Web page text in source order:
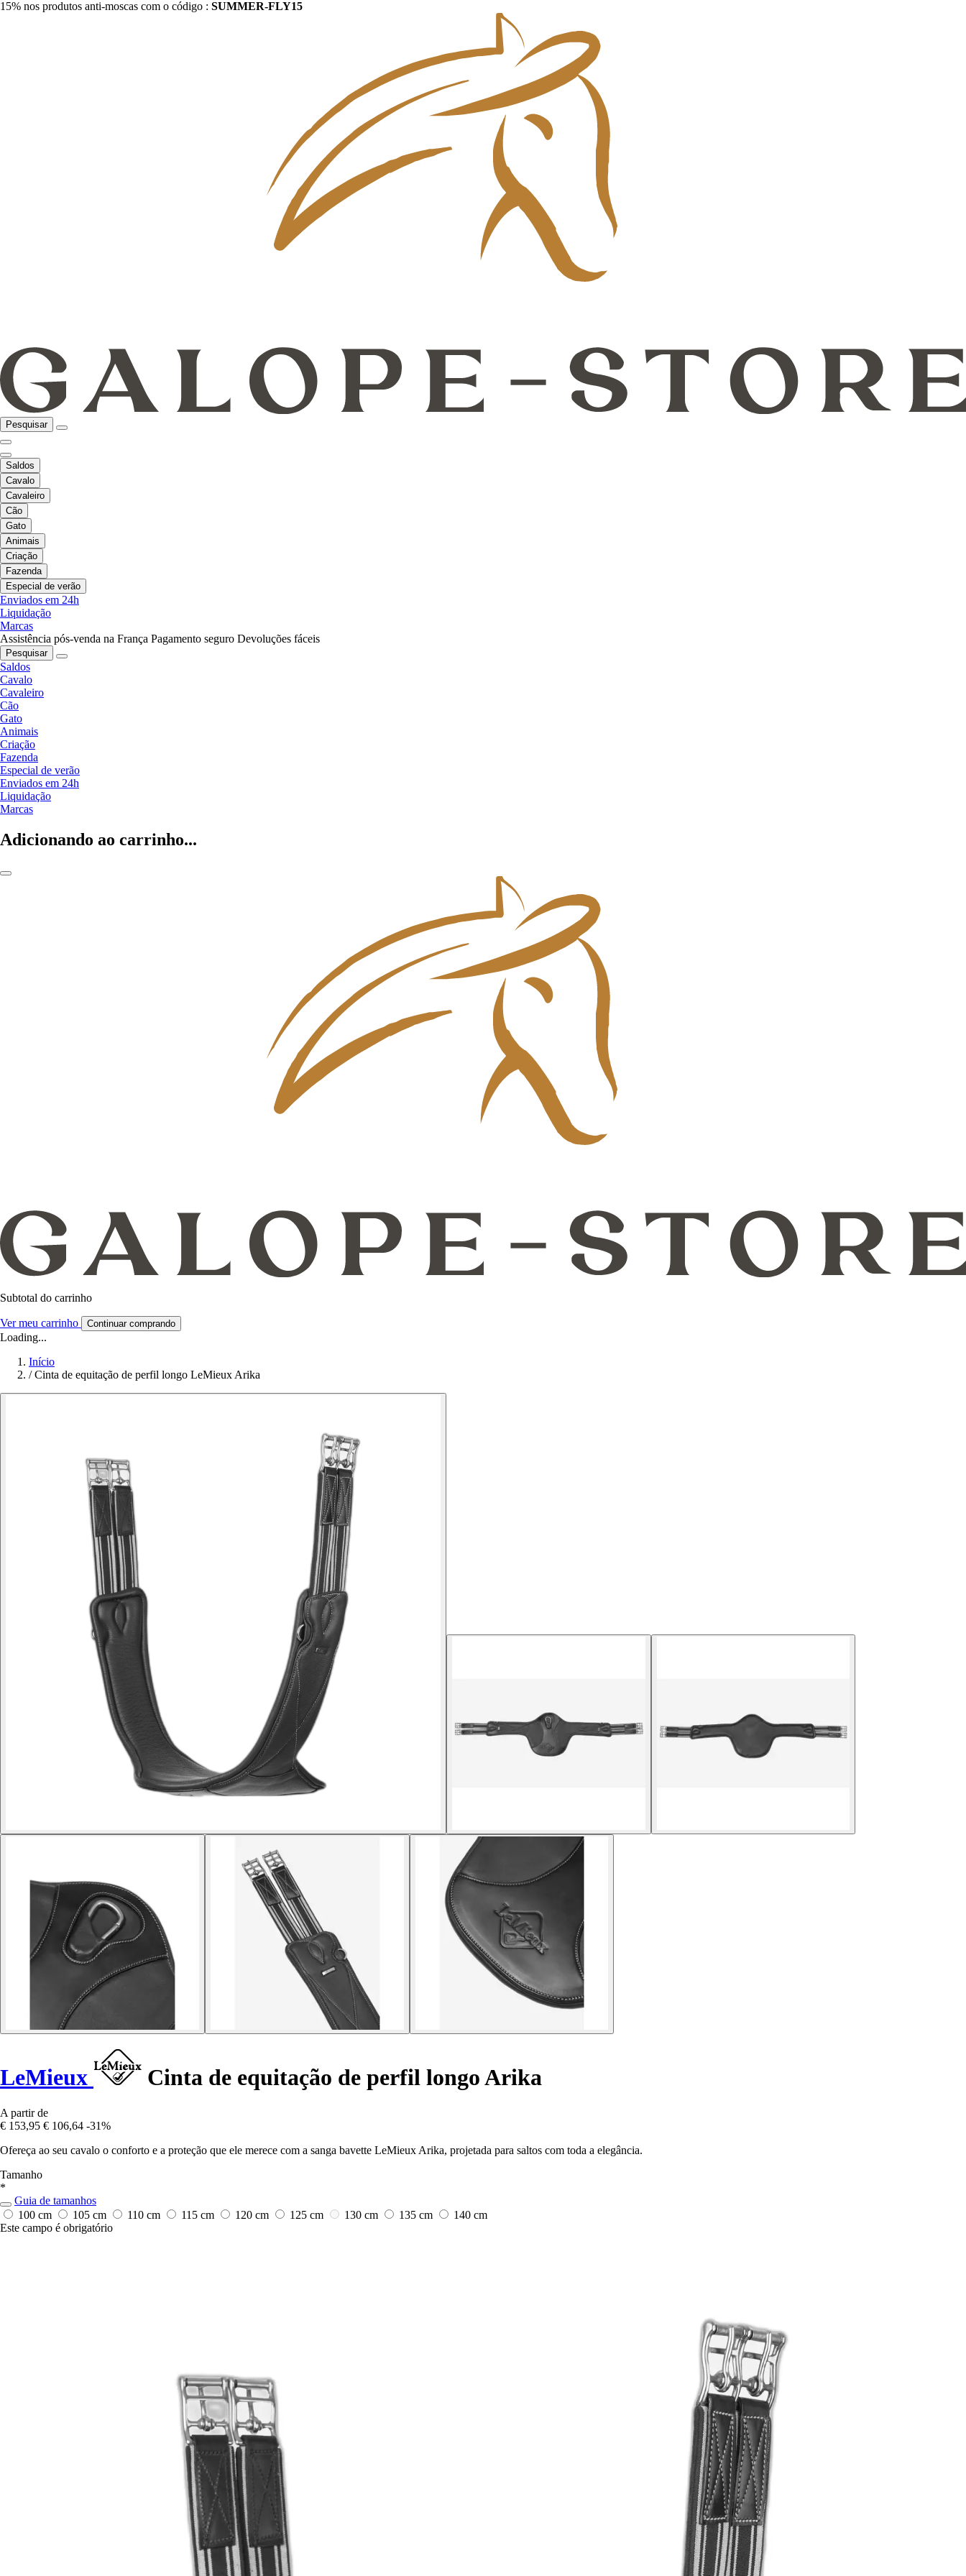
15% nos produtos anti-moscas com o código : SUMMER-FLY15
Pesquisar
Saldos
Cavalo
Cavaleiro
Cão
Gato
Animais
Criação
Fazenda
Especial de verão
Enviados em 24h
Liquidação
Marcas
Assistência pós-venda na França Pagamento seguro Devoluções fáceis
Pesquisar
Saldos
Cavalo
Cavaleiro
Cão
Gato
Animais
Criação
Fazenda
Especial de verão
Enviados em 24h
Liquidação
Marcas
Adicionando ao carrinho...
Subtotal do carrinho
Ver meu carrinho Continuar comprando
Loading...
Início
/ Cinta de equitação de perfil longo LeMieux Arika
LeMieux Cinta de equitação de perfil longo Arika
A partir de
€ 153,95 € 106,64 -31%
Ofereça ao seu cavalo o conforto e a proteção que ele merece com a sanga bavette LeMieux Arika, projetada para saltos com toda a elegância.
Tamanho
*
Guia de tamanhos
100 cm
105 cm 110 cm 115 cm 120 cm 125 cm 130 cm 135 cm
140 cm
Este campo é obrigatório